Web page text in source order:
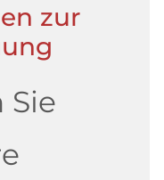
zur
Sie